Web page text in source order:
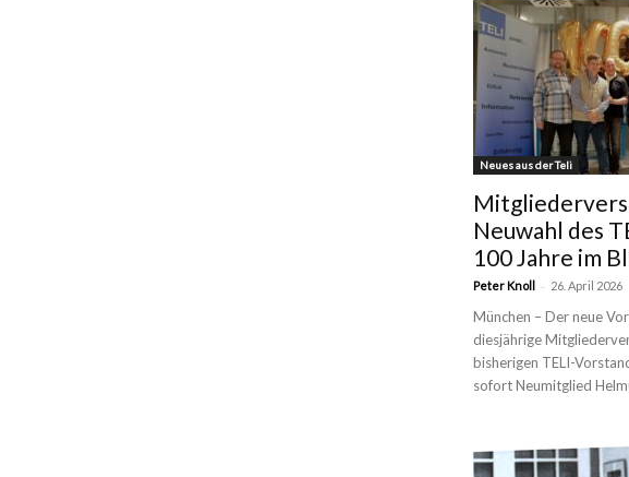
Neues aus der Teli
Neuwahl des
100 Jahre im
Peter Knoll - 26. April 2026
München – Der neue
diesjährige
bisherigen TELI-
sofort Neumitglied